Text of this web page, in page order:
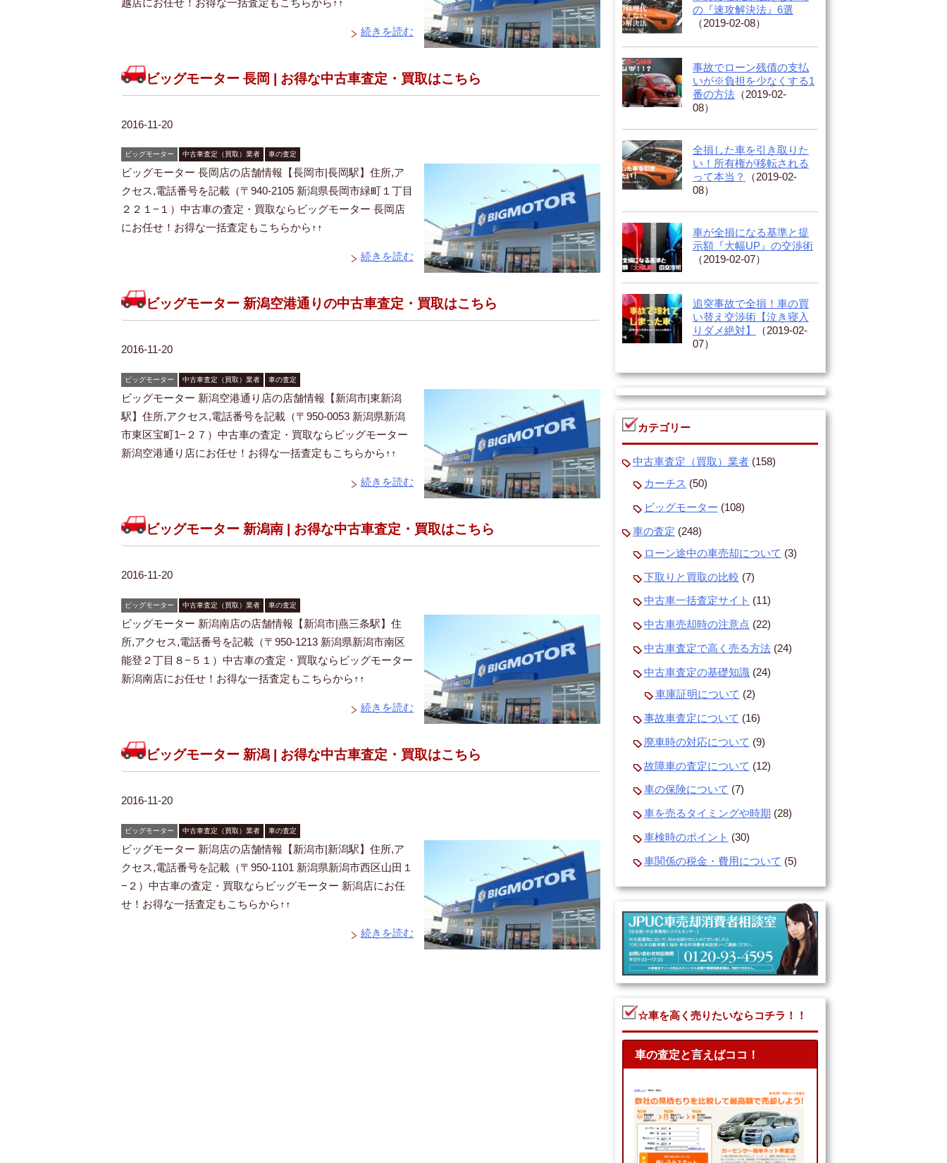
越店にお任せ！お得な一括査定もこちらから↑↑
続きを読む
ビッグモーター 長岡 | お得な中古車査定・買取はこちら
2016-11-20
ビッグモーター 中古車査定（買取）業者 車の査定
ビッグモーター 長岡店の店舗情報【長岡市|長岡駅】住所,ア
クセス,電話番号を記載（〒940-2105 新潟県長岡市緑町１丁目
２２１−１）中古車の査定・買取ならビッグモーター 長岡店
にお任せ！お得な一括査定もこちらから↑↑
続きを読む
ビッグモーター 新潟空港通りの中古車査定・買取はこちら
2016-11-20
ビッグモーター 中古車査定（買取）業者 車の査定
ビッグモーター 新潟空港通り店の店舗情報【新潟市|東新潟
駅】住所,アクセス,電話番号を記載（〒950-0053 新潟県新潟
市東区宝町1−２７）中古車の査定・買取ならビッグモーター
新潟空港通り店にお任せ！お得な一括査定もこちらから↑↑
続きを読む
ビッグモーター 新潟南 | お得な中古車査定・買取はこちら
2016-11-20
ビッグモーター 中古車査定（買取）業者 車の査定
ビッグモーター 新潟南店の店舗情報【新潟市|燕三条駅】住
所,アクセス,電話番号を記載（〒950-1213 新潟県新潟市南区
能登２丁目８−５１）中古車の査定・買取ならビッグモーター
新潟南店にお任せ！お得な一括査定もこちらから↑↑
続きを読む
ビッグモーター 新潟 | お得な中古車査定・買取はこちら
2016-11-20
ビッグモーター 中古車査定（買取）業者 車の査定
ビッグモーター 新潟店の店舗情報【新潟市|新潟駅】住所,ア
クセス,電話番号を記載（〒950-1101 新潟県新潟市西区山田１
−２）中古車の査定・買取ならビッグモーター 新潟店にお任
せ！お得な一括査定もこちらから↑↑
続きを読む
の『速攻解決法』6選
（2019-02-08）
事故でローン残債の支払
いが※負担を少なくする1
番の方法（2019-02-
08）
全損した車を引き取りた
い！所有権が移転される
って本当？
（2019-02-
08）
車が全損になる基準と提
示額『大幅UP』の交渉術
（2019-02-07）
追突事故で全損！車の買
い替え交渉術【泣き寝入
りダメ絶対】
（2019-02-
07）
カテゴリー
中古車査定（買取）業者 (158)
カーチス (50)
ビッグモーター (108)
車の査定 (248)
ローン途中の車売却について (3)
下取りと買取の比較 (7)
中古車一括査定サイト (11)
中古車売却時の注意点 (22)
中古車査定で高く売る方法(24)
中古車査定の基礎知識(24)
車庫証明について (2)
事故車査定について (16)
廃車時の対応について (9)
故障車の査定について (12)
車の保険について (7)
車を売るタイミングや時期 (28)
車検時のポイント (30)
車関係の税金・費用について (5)
☆車を高く売りたいならコチラ！！
車の査定と言えばココ！